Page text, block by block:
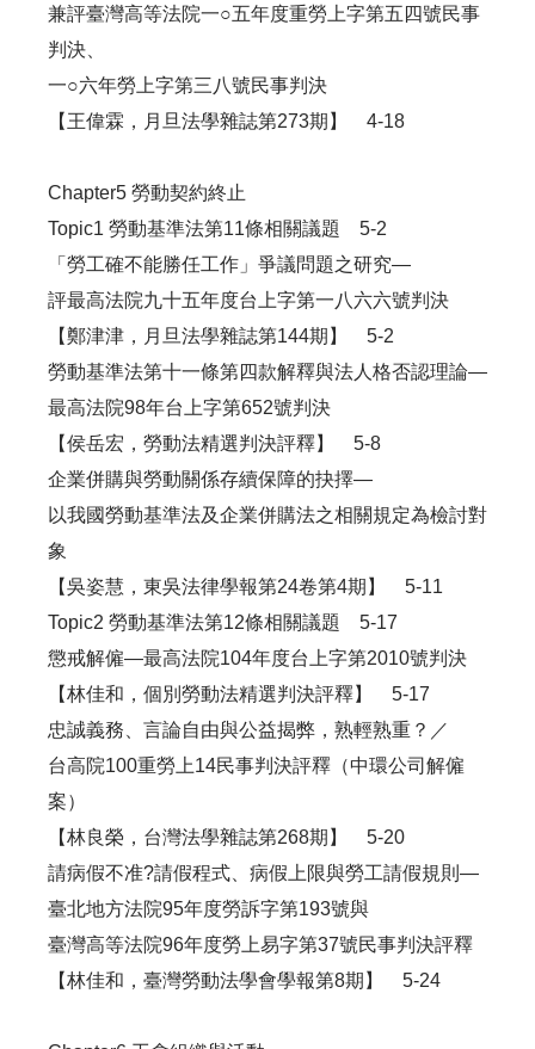
兼評臺灣高等法院一○五年度重勞上字第五四號民事
判決、
一○六年勞上字第三八號民事判決
【王偉霖，月旦法學雜誌第273期】 4-18
Chapter5 勞動契約終止
Topic1 勞動基準法第11條相關議題 5-2
「勞工確不能勝任工作」爭議問題之研究—
評最高法院九十五年度台上字第一八六六號判決
【鄭津津，月旦法學雜誌第144期】 5-2
勞動基準法第十一條第四款解釋與法人格否認理論—
最高法院98年台上字第652號判決
【侯岳宏，勞動法精選判決評釋】 5-8
企業併購與勞動關係存續保障的抉擇—
以我國勞動基準法及企業併購法之相關規定為檢討對
象
【吳姿慧，東吳法律學報第24卷第4期】 5-11
Topic2 勞動基準法第12條相關議題 5-17
懲戒解僱—最高法院104年度台上字第2010號判決
【林佳和，個別勞動法精選判決評釋】 5-17
忠誠義務、言論自由與公益揭弊，熟輕熟重？／
台高院100重勞上14民事判決評釋（中環公司解僱
案）
【林良榮，台灣法學雜誌第268期】 5-20
請病假不准?請假程式、病假上限與勞工請假規則—
臺北地方法院95年度勞訴字第193號與
臺灣高等法院96年度勞上易字第37號民事判決評釋
【林佳和，臺灣勞動法學會學報第8期】 5-24